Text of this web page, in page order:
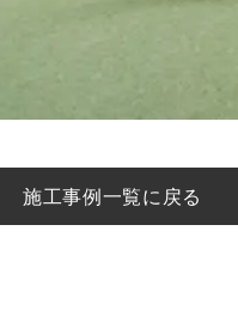
施工事例一覧に戻る